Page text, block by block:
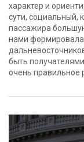
характер и
сути, социальный,
пассажира
нами
быть
очень правильное